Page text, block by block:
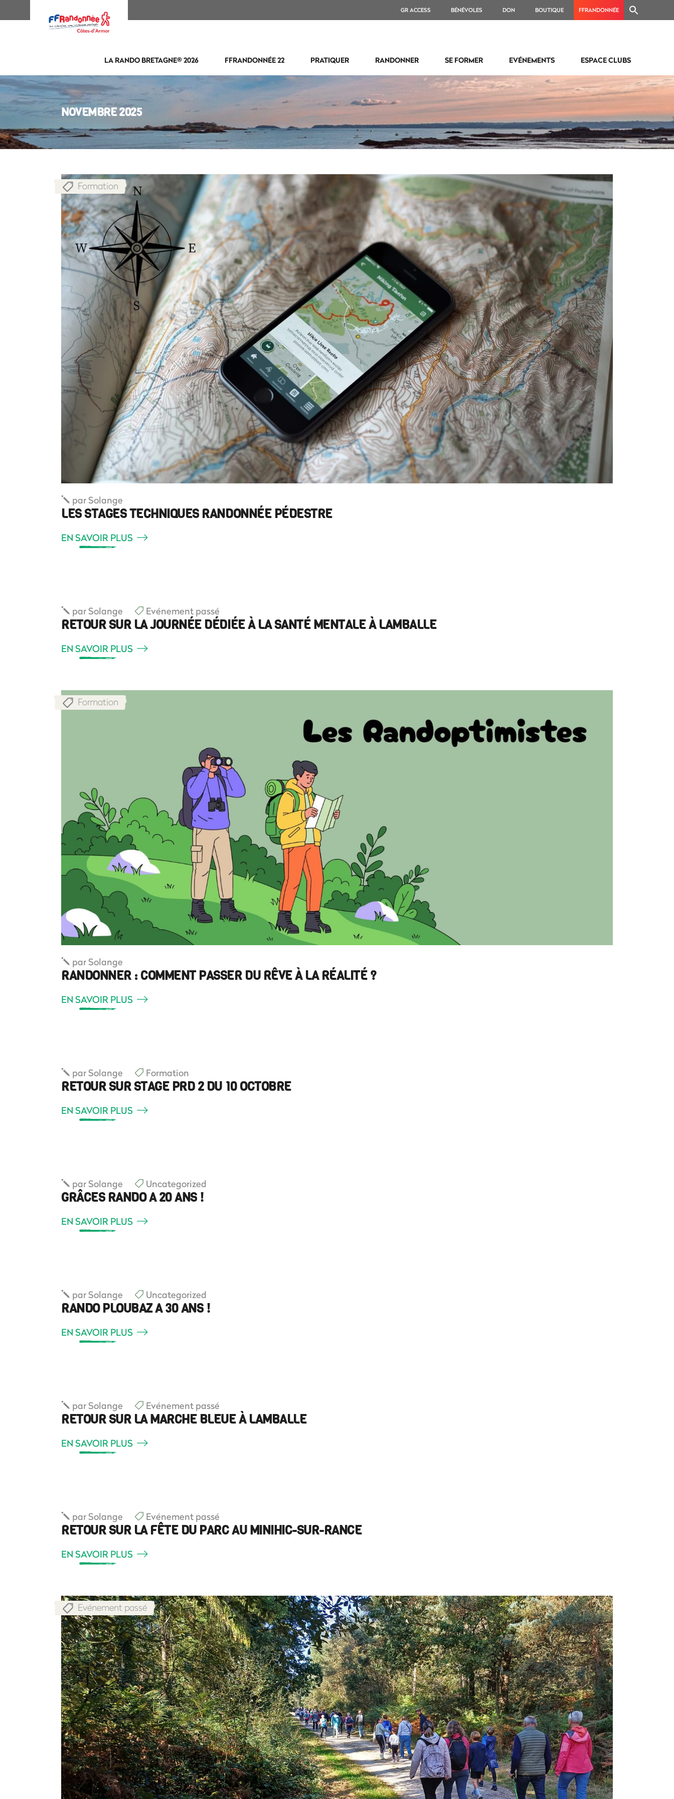
GR ACCESS BÉNÉVOLES DON BOUTIQUE FFRANDONNÉE
LA RANDO BRETAGNE® 2026 FFRANDONNÉE 22 PRATIQUER RANDONNER SE FORMER EVÉNEMENTS ESPACE CLUBS
NOVEMBRE 2025
Formation
parSolange
LES STAGES TECHNIQUES RANDONNÉE PÉDESTRE
EN SAVOIR PLUS
parSolange Evénement passé
RETOUR SUR LA JOURNÉE DÉDIÉE À LA SANTÉ MENTALE À LAMBALLE
EN SAVOIR PLUS
Formation
parSolange
RANDONNER : COMMENT PASSER DU RÊVE À LA RÉALITÉ ?
EN SAVOIR PLUS
parSolange Formation
RETOUR SUR STAGE PRD 2 DU 10 OCTOBRE
EN SAVOIR PLUS
parSolange Uncategorized
GRÂCES RANDO A 20 ANS !
EN SAVOIR PLUS
parSolange Uncategorized
RANDO PLOUBAZ A 30 ANS !
EN SAVOIR PLUS
parSolange Evénement passé
RETOUR SUR LA MARCHE BLEUE À LAMBALLE
EN SAVOIR PLUS
parSolange Evénement passé
RETOUR SUR LA FÊTE DU PARC AU MINIHIC-SUR-RANCE
EN SAVOIR PLUS
Evénement passé